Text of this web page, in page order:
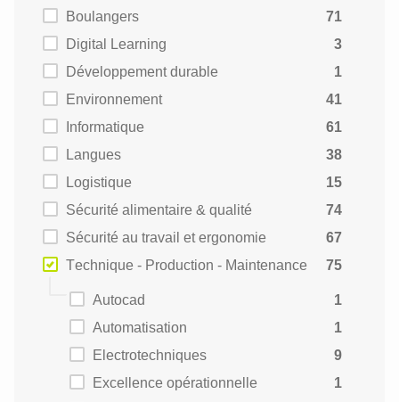
Boulangers
71
Digital Learning
3
Développement durable
1
Environnement
41
Informatique
61
Langues
38
Logistique
15
Sécurité alimentaire & qualité
74
Sécurité au travail et ergonomie
67
Technique - Production - Maintenance
75
Autocad
1
Automatisation
1
Electrotechniques
9
Excellence opérationnelle
1